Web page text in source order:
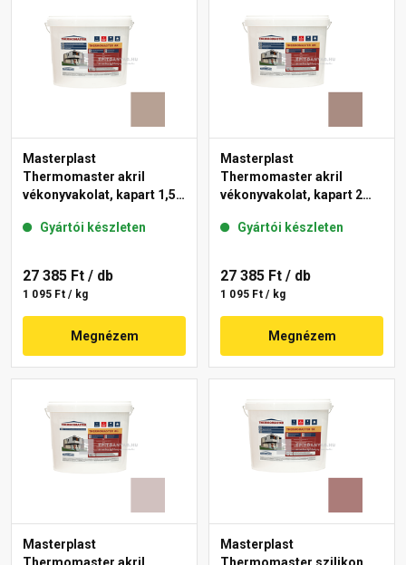
Masterplast
Thermomaster akril
vékonyvakolat, kapart 1,5
Gyártói készleten
27 385 Ft / db
1 095 Ft / kg
Megnézem
Masterplast
Thermomaster akril
vékonyvakolat, kapart 2
Gyártói készleten
27 385 Ft / db
1 095 Ft / kg
Megnézem
Masterplast
Masterplast